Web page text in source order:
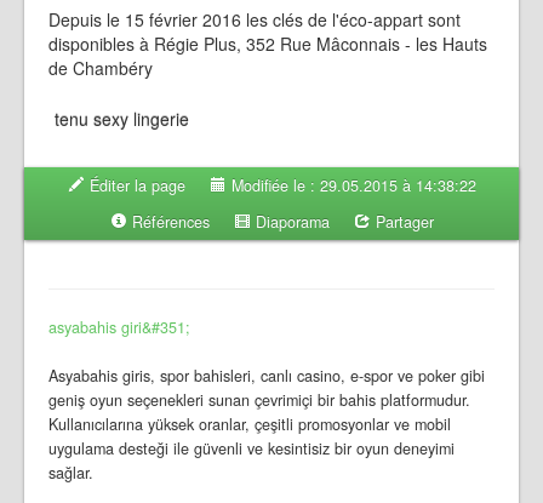
Depuis le 15 février 2016 les clés de l'éco-appart sont
disponibles à Régie Plus, 352 Rue Mâconnais - les Hauts
de Chambéry
tenu sexy lingerie
Éditer la page
Modifiée le : 29.05.2015 à 14:38:22
Références
Diaporama Partager
asyabahis giri&#351;
Asyabahis giris, spor bahisleri, canlı casino, e-spor ve poker gibi
geniş oyun seçenekleri sunan çevrimiçi bir bahis platformudur.
Kullanıcılarına yüksek oranlar, çeşitli promosyonlar ve mobil
uygulama desteği ile güvenli ve kesintisiz bir oyun deneyimi
sağlar.